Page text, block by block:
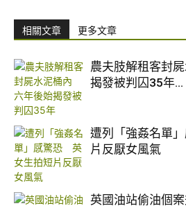
相關文章 更多文章
農夫肢解租客封
揭發被判囚35年...
遭列「強姦名單
片反厭女風氣
英國油站偷油個